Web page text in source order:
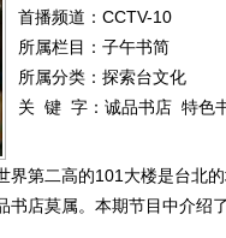
首播频道： CCTV-10
所属栏目： 子午书简
所属分类：探索台文化
关 键 字： 诚品书店 特色
界第二高的101大楼是台北
店莫属。本期节目中介绍